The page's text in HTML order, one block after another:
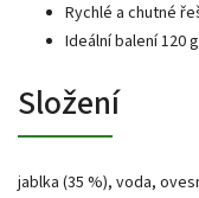
Rychlé a chutné
Ideální balení 120
Složení
jablka (35 %), voda,